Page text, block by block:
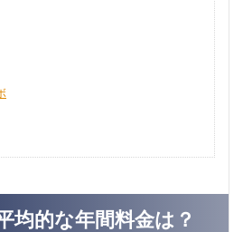
均的な年間料金は？